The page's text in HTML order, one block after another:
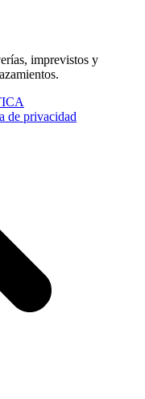
imprevistos y
de privacidad